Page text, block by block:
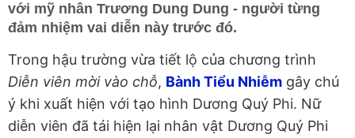
với mỹ nhân Trương Dung Dung - người từng
đảm nhiệm vai diễn này trước đó.
Trong hậu trường vừa tiết lộ của chương trình
Diễn viên mời vào chỗ, Bành Tiểu Nhiễm gây chú
ý khi xuất hiện với tạo hình Dương Quý Phi. Nữ
diễn viên đã tái hiện lại nhân vật Dương Quý Phi